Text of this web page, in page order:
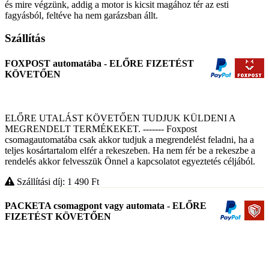
és mire végzünk, addig a motor is kicsit magához tér az esti
fagyásból, feltéve ha nem garázsban állt.
Szállítás
FOXPOST automatába - ELŐRE FIZETÉST
KÖVETŐEN
ELŐRE UTALÁST KÖVETŐEN TUDJUK KÜLDENI A
MEGRENDELT TERMÉKEKET. ------- Foxpost
csomagautomatába csak akkor tudjuk a megrendelést feladni, ha a
teljes kosártartalom elfér a rekeszeben. Ha nem fér be a rekeszbe a
rendelés akkor felvesszük Önnel a kapcsolatot egyeztetés céljából.
Szállítási díj: 1 490 Ft
PACKETA csomagpont vagy automata - ELŐRE
FIZETÉST KÖVETŐEN